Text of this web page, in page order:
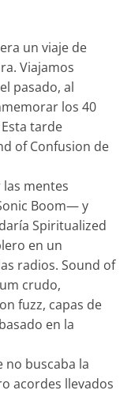
un viaje de
Viajamos
pasado, al
los 40
tarde
of Confusion de
mentes
Boom— y
Spiritualized
en un
radios. Sound of
crudo,
fuzz, capas de
en la
no buscaba la
acordes llevados